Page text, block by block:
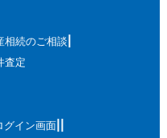
相続のご相談
査定
グイン画面